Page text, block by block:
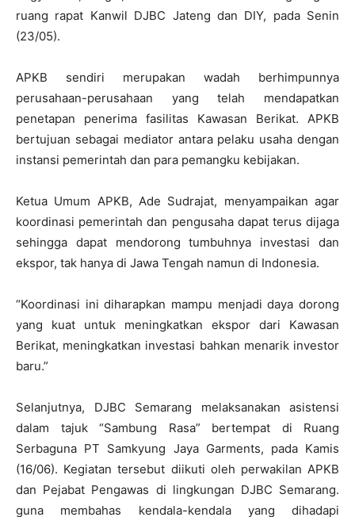
ruang rapat Kanwil DJBC Jateng dan DIY, pada Senin
(23/05).
APKB sendiri merupakan wadah berhimpunnya
perusahaan-perusahaan yang telah mendapatkan
penetapan penerima fasilitas Kawasan Berikat. APKB
bertujuan sebagai mediator antara pelaku usaha dengan
instansi pemerintah dan para pemangku kebijakan.
Ketua Umum APKB, Ade Sudrajat, menyampaikan agar
koordinasi pemerintah dan pengusaha dapat terus dijaga
sehingga dapat mendorong tumbuhnya investasi dan
ekspor, tak hanya di Jawa Tengah namun di Indonesia.
“Koordinasi ini diharapkan mampu menjadi daya dorong
yang kuat untuk meningkatkan ekspor dari Kawasan
Berikat, meningkatkan investasi bahkan menarik investor
baru.”
Selanjutnya, DJBC Semarang melaksanakan asistensi
dalam tajuk “Sambung Rasa” bertempat di Ruang
Serbaguna PT Samkyung Jaya Garments, pada Kamis
(16/06). Kegiatan tersebut diikuti oleh perwakilan APKB
dan Pejabat Pengawas di lingkungan DJBC Semarang.
guna membahas kendala-kendala yang dihadapi